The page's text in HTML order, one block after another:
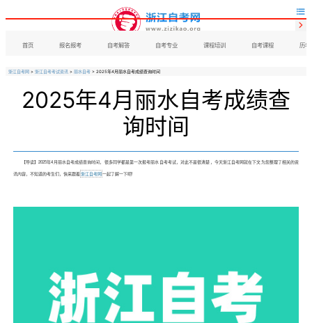

首页 报名报考 自考解答 自考专业 课程培训 自考课程 历年

浙江自考网 > 浙江自考考试资讯 > 丽水自考 > 2025年4月丽水自考成绩查询时间
2025年4月丽水自考成绩查
询时间
【导读】2025年4月丽水自考成绩查询时间，很多同学都是第一次报考丽水自考考试，对此不是很清楚，今天浙江自考网就在下文为您整理了相关的资
讯内容，不知道的考生们，快来跟着浙江自考网一起了解一下吧!